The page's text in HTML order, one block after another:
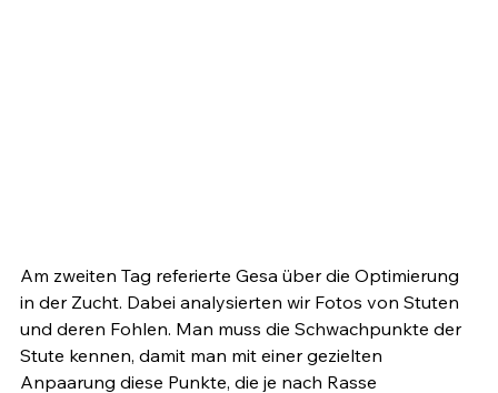
Am zweiten Tag referierte Gesa über die Optimierung
in der Zucht. Dabei analysierten wir Fotos von Stuten
und deren Fohlen. Man muss die Schwachpunkte der
Stute kennen, damit man mit einer gezielten
Anpaarung diese Punkte, die je nach Rasse